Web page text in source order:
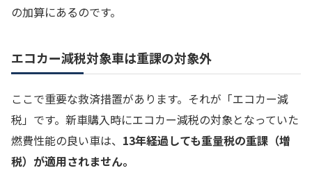
の加算にあるのです。
エコカー減税対象車は重課の対象外
ここで重要な救済措置があります。それが「エコカー減
税」です。新車購入時にエコカー減税の対象となっていた
燃費性能の良い車は、 13年経過しても重量税の重課（増
税）が適用されません。